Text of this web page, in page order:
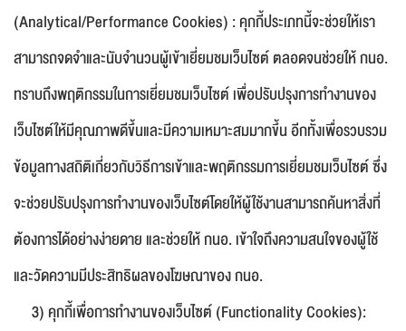
(Analytical/Performance Cookies) : คุกกี้ประเภทนี้จะช่วยให้เรา
สามารถจดจำและนับจำนวนผู้เข้าเยี่ยมชมเว็บไซต์ ตลอดจนช่วยให้ กนอ.
ทราบถึงพฤติกรรมในการเยี่ยมชมเว็บไซต์ เพื่อปรับปรุงการทำงานของ
เว็บไซต์ให้มีคุณภาพดีขึ้นและมีความเหมาะสมมากขึ้น อีกทั้งเพื่อรวบรวม
ข้อมูลทางสถิติเกี่ยวกับวิธีการเข้าและพฤติกรรมการเยี่ยมชมเว็บไซต์ ซึ่ง
จะช่วยปรับปรุงการทำงานของเว็บไซต์โดยให้ผู้ใช้งานสามารถค้นหาสิ่งที่
ต้องการได้อย่างง่ายดาย และช่วยให้ กนอ. เข้าใจถึงความสนใจของผู้ใช้
และวัดความมีประสิทธิผลของโฆษณาของ กนอ.
3) คุกกี้เพื่อการทำงานของเว็บไซต์ (Functionality Cookies):